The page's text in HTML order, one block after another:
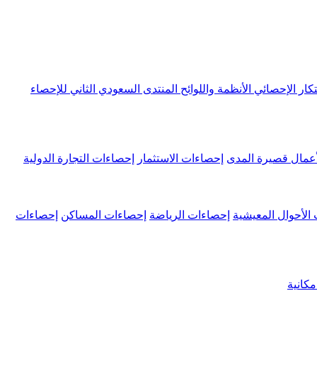
الإحصائي الأنظمة واللوائح المنتدى السعودي الثاني للإحصاء
قصيرة المدى إحصاءات الاستثمار إحصاءات التجارة الدولية
الأحوال المعيشية إحصاءات الرياضة إحصاءات المساكن إحصاءات